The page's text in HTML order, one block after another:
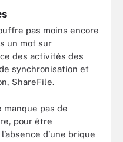
pas moins encore
un mot sur
des activités des
synchronisation et
ShareFile.
manque pas de
pour être
d’une brique